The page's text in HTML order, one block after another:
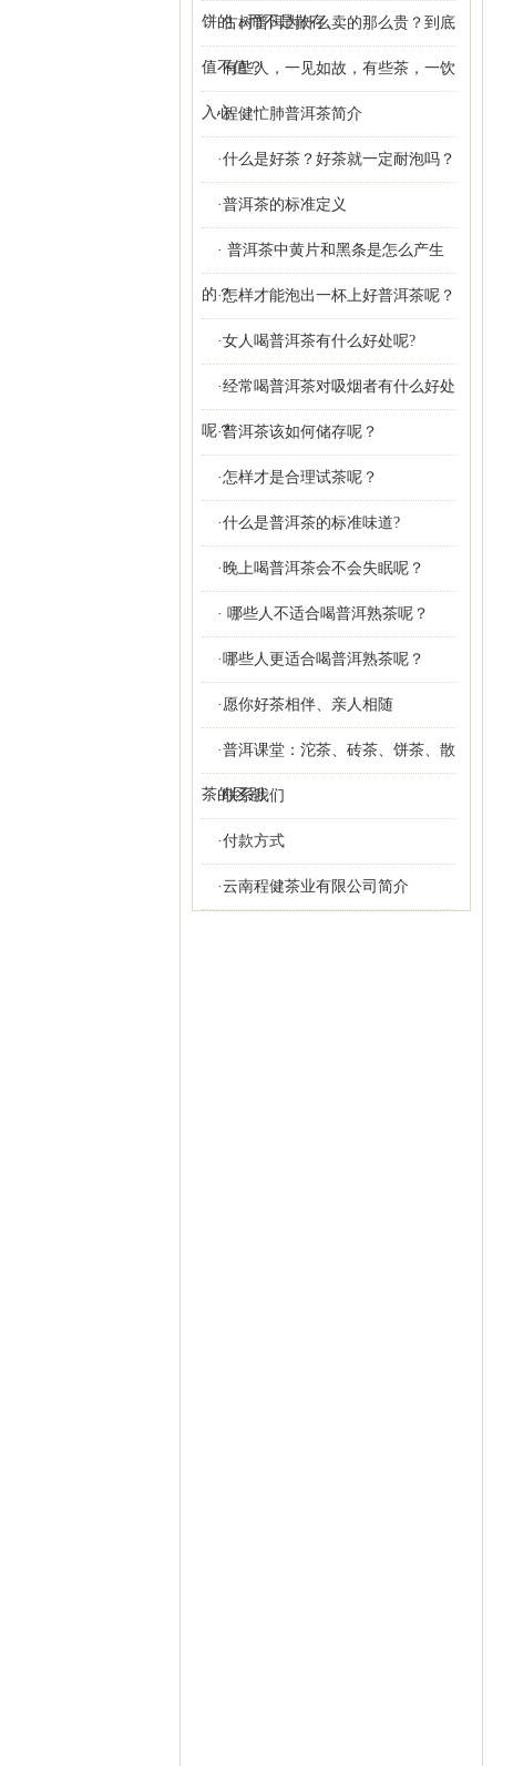
饼的，而不是散存
·古树普洱为什么卖的那么贵？到底
值不值？
·有些人，一见如故，有些茶，一饮
入心·程健忙肺普洱茶简介
·什么是好茶？好茶就一定耐泡吗？
·普洱茶的标准定义
· 普洱茶中黄片和黑条是怎么产生
的？·怎样才能泡出一杯上好普洱茶呢？
·女人喝普洱茶有什么好处呢?
·经常喝普洱茶对吸烟者有什么好处
呢？·普洱茶该如何储存呢？
·怎样才是合理试茶呢？
·什么是普洱茶的标准味道?
·晚上喝普洱茶会不会失眠呢？
· 哪些人不适合喝普洱熟茶呢？
·哪些人更适合喝普洱熟茶呢？
·愿你好茶相伴、亲人相随
·普洱课堂：沱茶、砖茶、饼茶、散
茶的区别
·联系我们
·付款方式
·云南程健茶业有限公司简介